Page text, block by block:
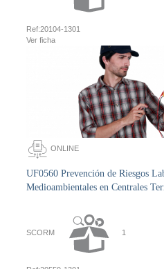
Ref:20104-1301
Ver ficha
ONLINE
UF0560 Prevención de Riesgos
Medioambientales en Centrales
SCORM 1